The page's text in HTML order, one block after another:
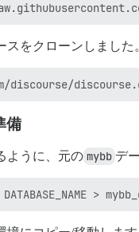
をクローンしました
備
ように、元の mybb デ